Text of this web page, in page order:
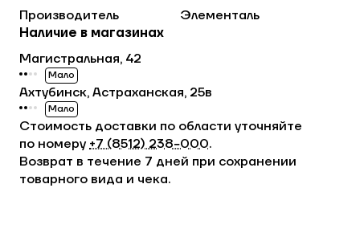
Производитель
Элементаль
Стоимость доставки по области уточняйте
по номеру +7 (8512) 238−000.
Возврат в течение 7 дней при сохранении
товарного вида и чека.
Наличие в магазинах
Магистральная, 42
Мало
Ахтубинск, Астраханская, 25в
Мало